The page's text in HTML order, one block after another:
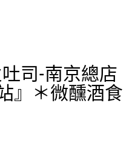
司-南京總店
』＊微醺酒食